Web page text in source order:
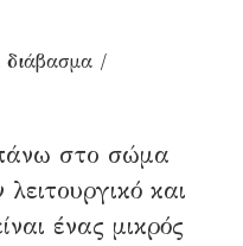
στο σώμα
και
ένας μικρός